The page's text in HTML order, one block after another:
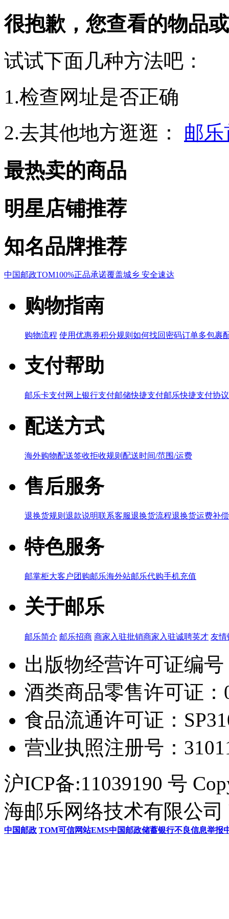
很抱歉，您查看的物品
试试下面几种方法吧：
1.检查网址是否正确
2.去其他地方逛逛：
邮
最热卖的商品
明星店铺推荐
知名品牌推荐
中国邮政TOM100%正品承诺覆盖城乡 安全速达
购物指南
购物流程 使用优惠券积分规则 如何找回密码订单多包裹
支付帮助
邮乐卡支付网上银行支付邮储快捷支付邮乐快捷支付协议
配送方式
海外购物配送签收拒收规则 配送时间/范围/运费
售后服务
退换货规则 退款说明联系客服退换货流程退换货运费补
特色服务
邮掌柜大客户团购邮乐海外站邮乐代购手机充值
关于邮乐
邮乐简介 邮乐招商 商家入驻批销商家入驻诚聘英才 友情
出版物经营许可证编
酒类商品零售许可证：
食品流通许可证：
营业执照注册号：
沪ICP备:11039190 号
海邮乐网络技术有限公司
中国邮政 TOM可信网站EMS中国邮政储蓄银行不良信息举报